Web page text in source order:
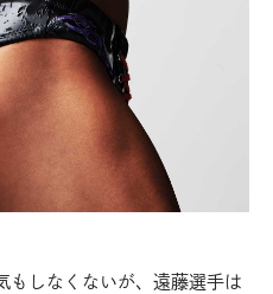
しなくないが、遠藤選手は